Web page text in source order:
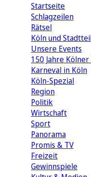
Startseite
Schlagzeilen
Rätsel
Köln und
Unsere Events
150 Jahre
Karneval in Köln
Köln-Spezial
Region
Politik
Wirtschaft
Sport
Panorama
Promis & TV
Freizeit
Gewinnspiele